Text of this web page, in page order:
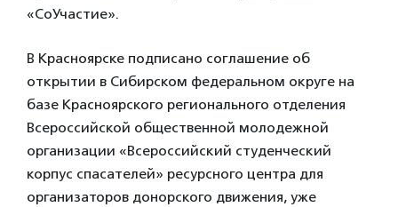
«СоУчастие».
В Красноярске подписано соглашение об
открытии в Сибирском федеральном округе на
базе Красноярского регионального отделения
Всероссийской общественной молодежной
организации «Всероссийский студенческий
корпус спасателей» ресурсного центра для
организаторов донорского движения, уже